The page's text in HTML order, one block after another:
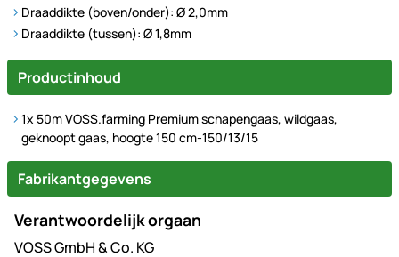
Draaddikte (boven/onder): Ø 2,0mm
Draaddikte (tussen): Ø 1,8mm
Productinhoud
1x 50m VOSS.farming Premium schapengaas, wildgaas,
geknoopt gaas, hoogte 150 cm-150/13/15
Fabrikantgegevens
Verantwoordelijk orgaan
VOSS GmbH & Co. KG